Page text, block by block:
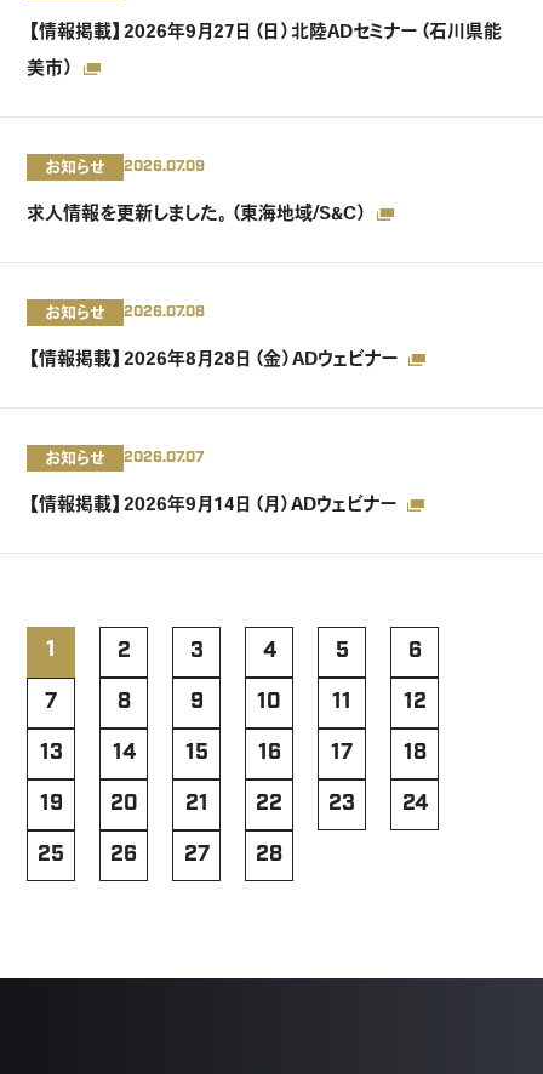
【情報掲載】2026年9月27日（日）北陸ADセミナー（石川県能
美市）
お知らせ 2026.07.09
求人情報を更新しました。（東海地域/S&C）
お知らせ 2026.07.08
【情報掲載】2026年8月28日（金）ADウェビナー
お知らせ 2026.07.07
【情報掲載】2026年9月14日（月）ADウェビナー
1 2 3 4 5 6
7 8 9 10 11 12
13 14 15 16 17 18
19 20 21 22 23 24
25 26 27 28